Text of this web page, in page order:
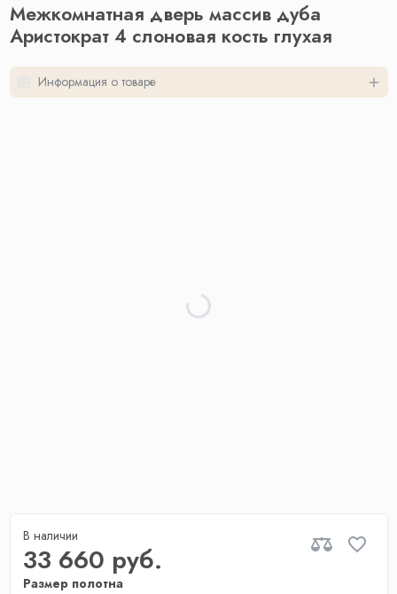
Межкомнатная дверь массив дуба
Аристократ 4 слоновая кость глухая
Информация о товаре
В наличии
33 660 руб.
Размер полотна